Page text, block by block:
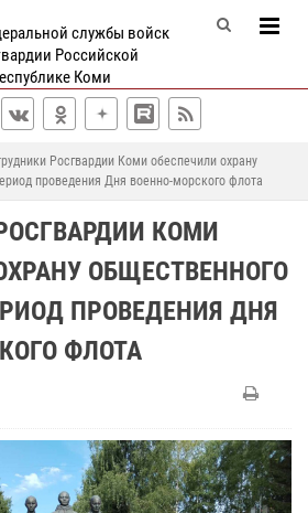
службы войск
Российской
Коми
Росгвардии Коми обеспечили охрану
проведения Дня военно-морского флота
КОМИ
ОБЩЕСТВЕННОГО
ПРОВЕДЕНИЯ ДНЯ
ФЛОТА